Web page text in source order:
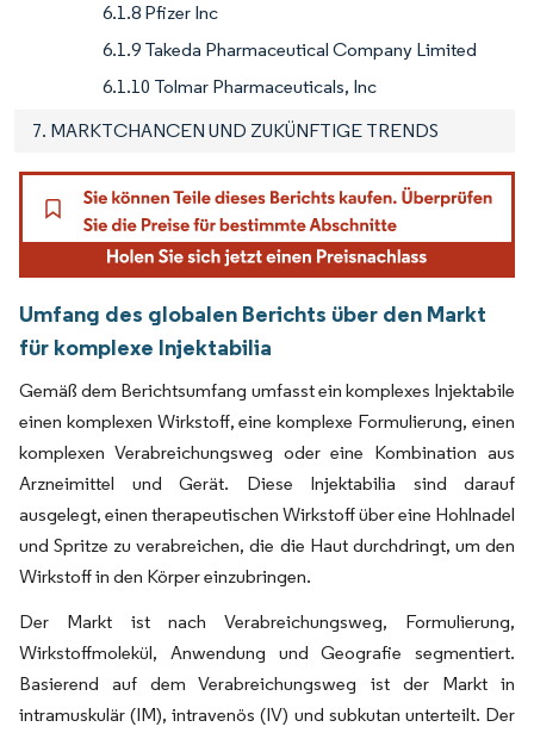
6.1.8 Pfizer Inc
6.1.9 Takeda Pharmaceutical Company Limited
6.1.10 Tolmar Pharmaceuticals, Inc
7. MARKTCHANCEN UND ZUKÜNFTIGE TRENDS
Umfang des globalen Berichts über den Markt
für komplexe Injektabilia
Gemäß dem Berichtsumfang umfasst ein komplexes Injektabile
einen komplexen Wirkstoff, eine komplexe Formulierung, einen
komplexen Verabreichungsweg oder eine Kombination aus
Arzneimittel und Gerät. Diese Injektabilia sind darauf
ausgelegt, einen therapeutischen Wirkstoff über eine Hohlnadel
und Spritze zu verabreichen, die die Haut durchdringt, um den
Wirkstoff in den Körper einzubringen.
Der Markt ist nach Verabreichungsweg, Formulierung,
Wirkstoffmolekül, Anwendung und Geografie segmentiert.
Basierend auf dem Verabreichungsweg ist der Markt in
intramuskulär (IM), intravenös (IV) und subkutan unterteilt. Der